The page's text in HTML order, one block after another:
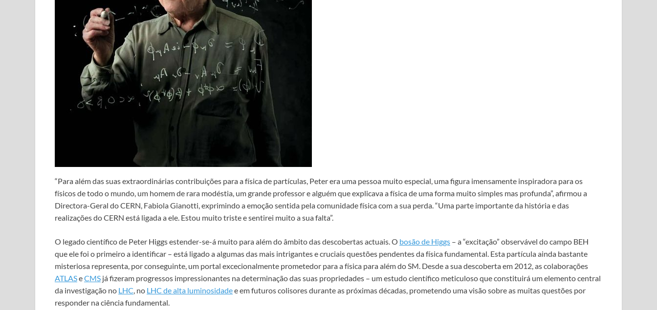
“Para além das suas extraordinárias contribuições para a física de partículas, Peter era uma pessoa muito especial, uma figura imensamente inspiradora para os
físicos de todo o mundo, um homem de rara modéstia, um grande professor e alguém que explicava a física de uma forma muito simples mas profunda”, afirmou a
Directora-Geral do CERN, Fabiola Gianotti, exprimindo a emoção sentida pela comunidade física com a sua perda. “Uma parte importante da história e das
realizações do CERN está ligada a ele. Estou muito triste e sentirei muito a sua falta”.
O legado científico de Peter Higgs estender-se-á muito para além do âmbito das descobertas actuais. O bosão de Higgs – a “excitação” observável do campo BEH
que ele foi o primeiro a identificar – está ligado a algumas das mais intrigantes e cruciais questões pendentes da física fundamental. Esta partícula ainda bastante
misteriosa representa, por conseguinte, um portal excecionalmente prometedor para a física para além do SM. Desde a sua descoberta em 2012, as colaborações
ATLASeCMS já fizeram progressos impressionantes na determinação das suas propriedades – um estudo científico meticuloso que constituirá um elemento central
da investigação no LHC , no LHC de alta luminosidadee em futuros colisores durante as próximas décadas, prometendo uma visão sobre as muitas questões por
responder na ciência fundamental.